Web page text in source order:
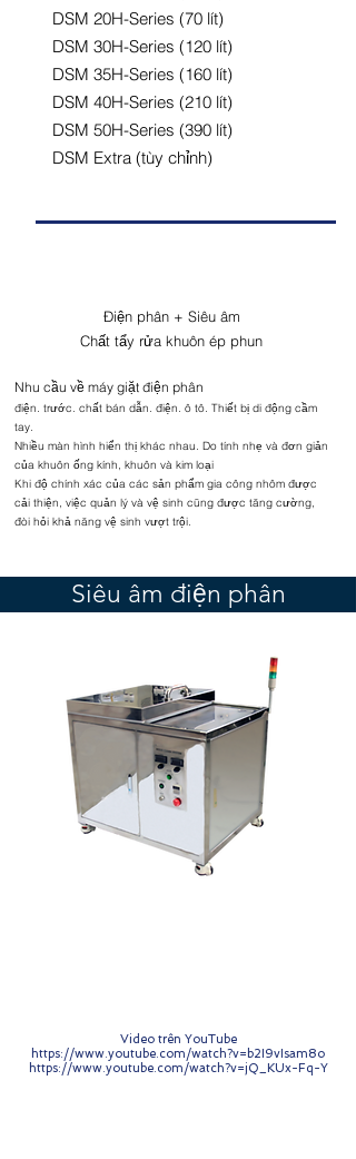
DSM 20H-Series (70 lít)
DSM 30H-Series (120 lít)
DSM 35H-Series (160 lít)
DSM 40H-Series (210 lít)
DSM 50H-Series (390 lít)
DSM Extra (tùy chỉnh)
Điện phân + Siêu âm
Chất tẩy rửa khuôn ép phun
Nhu cầu về máy giặt điện phân
điện. trước. chất bán dẫn. điện. ô tô. Thiết bị di động cầm
tay.
Nhiều màn hình hiển thị khác nhau. Do tính nhẹ và đơn giản
của khuôn ống kính, khuôn và kim loại
Khi độ chính xác của các sản phẩm gia công nhôm được
cải thiện, việc quản lý và vệ sinh cũng được tăng cường,
đòi hỏi khả năng vệ sinh vượt trội.
Siêu âm điện phân
Video trên YouTube
https://www.youtube.com/watch?v=b2I9vIsam8o
https://www.youtube.com/watch?v=jQ_KUx-Fq-Y